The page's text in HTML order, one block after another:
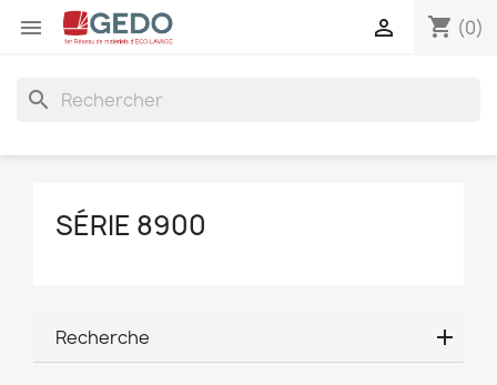
 shopping_cart (0)

search
SÉRIE 8900
Recherche